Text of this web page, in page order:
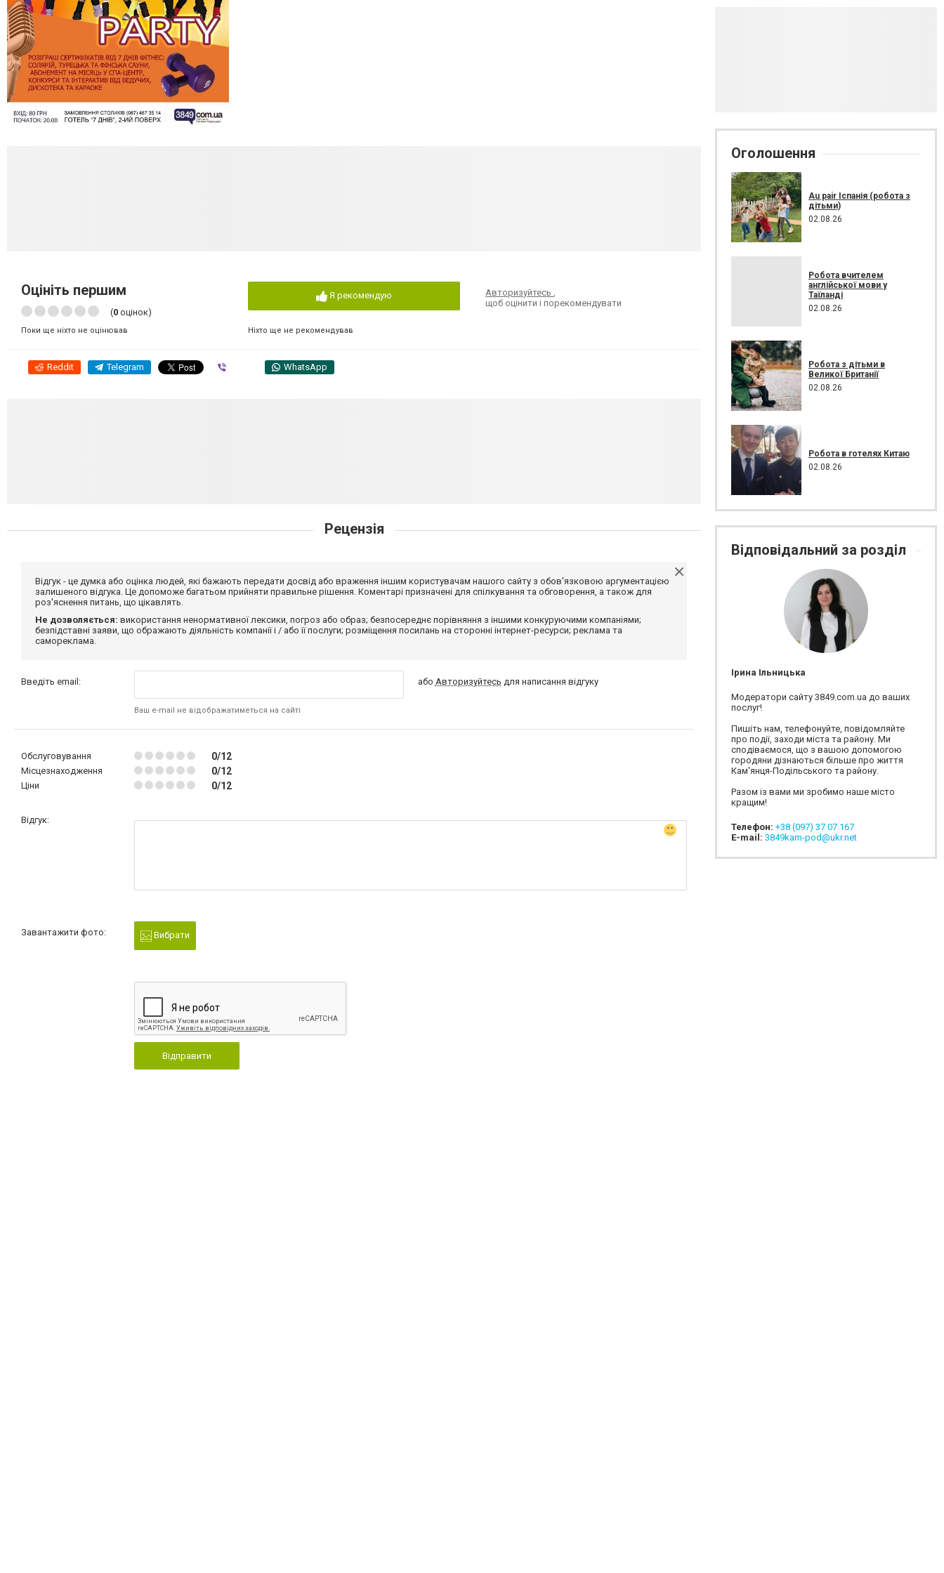
Оцініть першим
(0 оцінок)
Поки ще ніхто не оцінював
Я рекомендую
Ніхто ще не рекомендував
Авторизуйтесь,
щоб оцінити і порекомендувати
Reddit Telegram WhatsApp
Рецензія
Відгук - це думка або оцінка людей, які бажають передати досвід або враження іншим користувачам нашого сайту з обов'язковою аргументацією
залишеного відгука. Це допоможе багатьом прийняти правильне рішення. Коментарі призначені для спілкування та обговорення, а також для
роз'яснення питань, що цікавлять.
Не дозволяється: використання ненормативної лексики, погроз або образ; безпосереднє порівняння з іншими конкуруючими компаніями;
безпідставні заяви, що ображають діяльність компанії і / або її послуги; розміщення посилань на сторонні інтернет-ресурси; реклама та
самореклама.
Введіть email:
Ваш e-mail не відображатиметься на сайті
або Авторизуйтесь для написання відгуку
Обслуговування 0/12
Місцезнаходження 0/12
Ціни 0/12
Відгук:
Завантажити фото: Вибрати
Відправити
Оголошення
Au pair Іспанія (робота з
дітьми)
02.08.26
Робота вчителем
англійської мови у
Таїланді
02.08.26
Робота з дітьми в
Великої Британії
02.08.26
Робота в готелях Китаю
02.08.26
Відповідальний за розділ
Ірина Ільницька
Модератори сайту 3849.com.ua до ваших
послуг!
Пишіть нам, телефонуйте, повідомляйте
про події, заходи міста та району. Ми
сподіваємося, що з вашою допомогою
городяни дізнаються більше про життя
Кам'янця-Подільського та району.
Разом із вами ми зробимо наше місто
кращим!
Телефон: +38 (097) 37 07 167
E-mail: 3849kam-pod@ukr.net